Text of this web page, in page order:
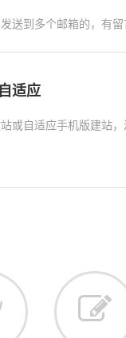
送到多个邮箱的，有
适应
或自适应手机版建站